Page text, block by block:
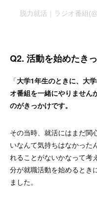
脱力就活｜ラジオ番組
Q2. 活動を始めたき
「大学1年生のときに、大
オ番組を一緒にやりません
のがきっかけです。
その当時、就活にはまだ関
いなんて気持ちはなかった
れることがないかなって考
分が就職活動を始めるとき
ました。